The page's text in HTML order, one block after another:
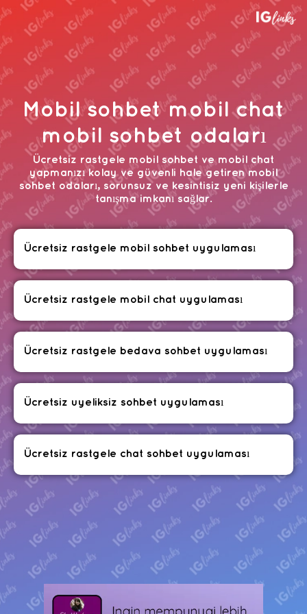
Mobil sohbet mobil chat
mobil sohbet odaları
Ücretsiz rastgele mobil sohbet ve mobil chat
yapmanızı kolay ve güvenli hale getiren mobil
sohbet odaları, sorunsuz ve kesintisiz yeni kişilerle
tanışma imkanı sağlar.
Ücretsiz rastgele mobil sohbet uygulaması
Ücretsiz rastgele mobil chat uygulaması
Ücretsiz rastgele bedava sohbet uygulaması
Ücretsiz uyeliksiz sohbet uygulaması
Ücretsiz rastgele chat sohbet uygulaması